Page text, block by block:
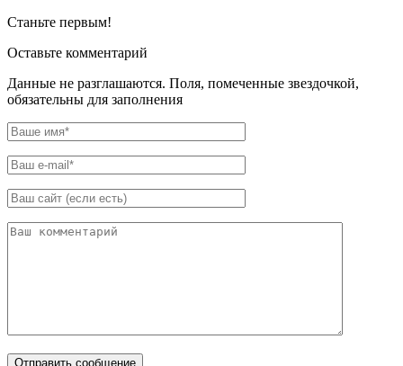
Станьте первым!
Оставьте комментарий
Данные не разглашаются. Поля, помеченные звездочкой,
обязательны для заполнения